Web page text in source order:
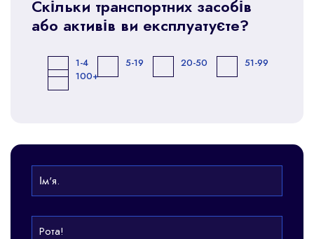
Скільки транспортних засобів
або активів ви експлуатуєте?
1-4 5-19 20-50
51-99
100+